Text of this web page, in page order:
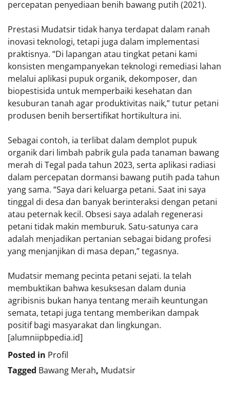
percepatan penyediaan benih bawang putih (2021).
Prestasi Mudatsir tidak hanya terdapat dalam ranah
inovasi teknologi, tetapi juga dalam implementasi
praktisnya. “Di lapangan atau tingkat petani kami
konsisten mengampanyekan teknologi remediasi lahan
melalui aplikasi pupuk organik, dekomposer, dan
biopestisida untuk memperbaiki kesehatan dan
kesuburan tanah agar produktivitas naik,” tutur petani
produsen benih bersertifikat hortikultura ini.
Sebagai contoh, ia terlibat dalam demplot pupuk
organik dari limbah pabrik gula pada tanaman bawang
merah di Tegal pada tahun 2023, serta aplikasi radiasi
dalam percepatan dormansi bawang putih pada tahun
yang sama. “Saya dari keluarga petani. Saat ini saya
tinggal di desa dan banyak berinteraksi dengan petani
atau peternak kecil. Obsesi saya adalah regenerasi
petani tidak makin memburuk. Satu-satunya cara
adalah menjadikan pertanian sebagai bidang profesi
yang menjanjikan di masa depan,” tegasnya.
Mudatsir memang pecinta petani sejati. Ia telah
membuktikan bahwa kesuksesan dalam dunia
agribisnis bukan hanya tentang meraih keuntungan
semata, tetapi juga tentang memberikan dampak
positif bagi masyarakat dan lingkungan.
[alumniipbpedia.id]
Posted in Profil
Tagged Bawang Merah, Mudatsir